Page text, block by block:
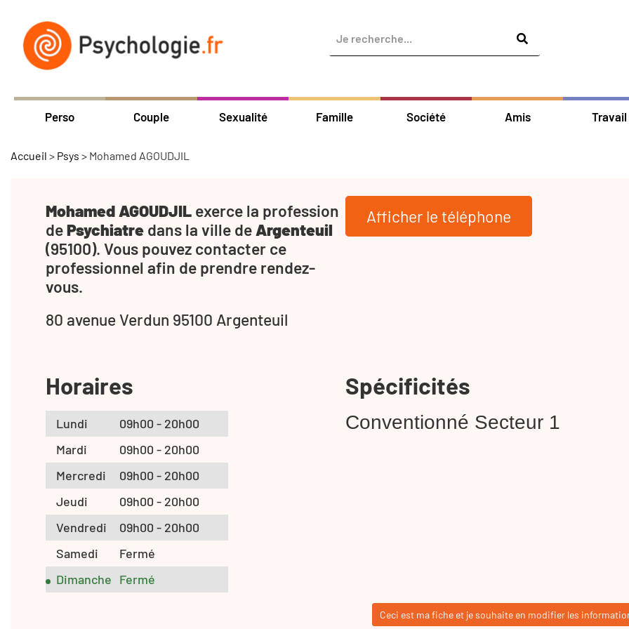
Perso Couple Sexualité Famille Société Amis Travail
Accueil > Psys > Mohamed AGOUDJIL
Mohamed AGOUDJIL exerce la profession
dePsychiatre dans la ville de Argenteuil
(95100). Vous pouvez contacter ce
professionnel afin de prendre rendez-
vous.
80 avenue Verdun 95100 Argenteuil
Afficher le téléphone
Horaires
Lundi
09h00 - 20h00
Mardi
09h00 - 20h00
Mercredi
09h00 - 20h00
Jeudi
09h00 - 20h00
Vendredi
09h00 - 20h00
Samedi
Fermé
Dimanche Fermé
Spécificités
Conventionné Secteur 1
Ceci est ma fiche et je souhaite en modifier les